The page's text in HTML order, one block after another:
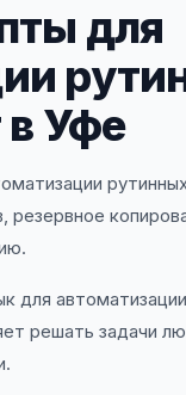
для
в Уфе
для
решать задачи